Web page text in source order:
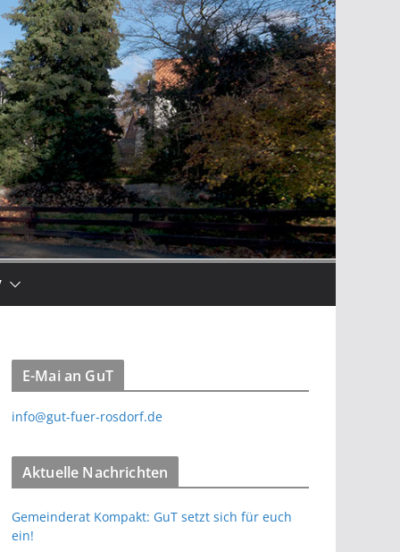
E-Mai an GuT
info@gut-fuer-rosdorf.de
Aktuelle Nachrichten
Gemeinderat Kompakt: GuT setzt sich für euch
ein!